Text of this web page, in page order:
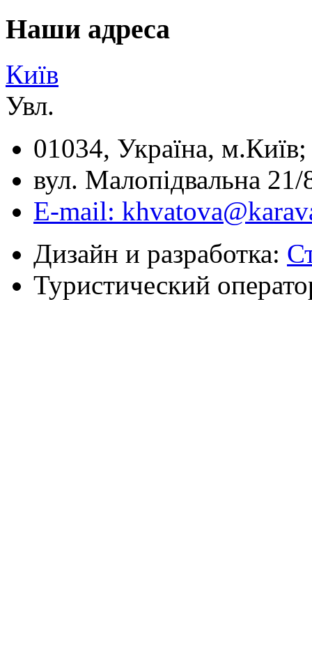
Наши адреса
Київ
Увл.
01034, Україна, м.Київ;
вул. Малопідвальна 21/
E-mail:
Дизайн и разработка:
Туристический